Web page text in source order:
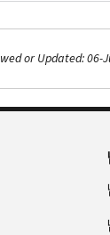
or Updated: 06-